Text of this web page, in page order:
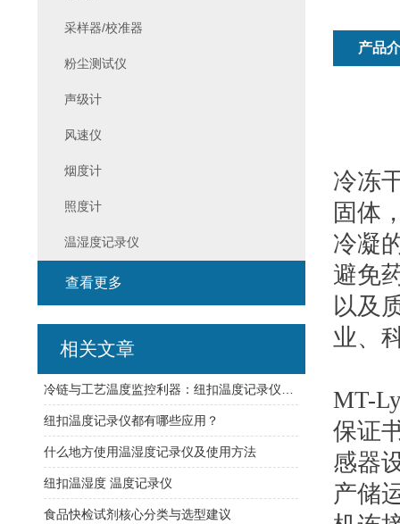
产品
冷冻
固体
冷凝
避免
以及
业、
MT-
保证
感器
产储
采样器/校准器
粉尘测试仪
声级计
风速仪
烟度计
照度计
温湿度记录仪
查看更多
相关文章
纽扣温度记录仪都有哪些应用？
什么地方使用温湿度记录仪及使用方法
纽扣温湿度 温度记录仪
食品快检试剂核心分类与选型建议